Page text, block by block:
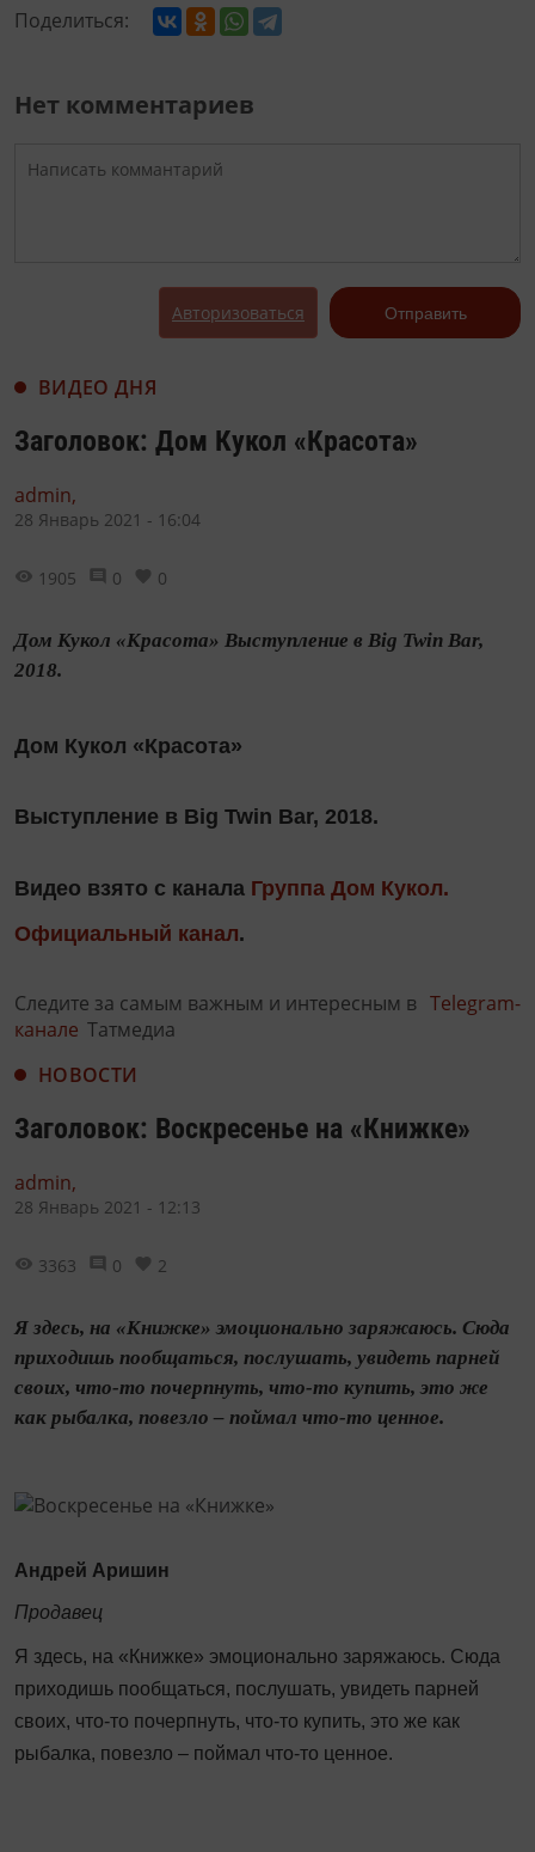
Поделиться:
Нет комментариев
Авторизоваться Отправить
ВИДЕО ДНЯ
Заголовок: Дом Кукол «Красота»
admin,
28 Январь 2021 - 16:04
1905 0 0
Дом Кукол «Красота» Выступление в Big Twin Bar,
2018.
Дом Кукол «Красота»
Выступление в Big Twin Bar, 2018.
Видео взято с канала Группа Дом Кукол.
Официальный канал.
Следите за самым важным и интересным в Telegram-
канале Татмедиа
НОВОСТИ
Заголовок: Воскресенье на «Книжке»
admin,
28 Январь 2021 - 12:13
3363 0 2
Я здесь, на «Книжке» эмоционально заряжаюсь. Сюда
приходишь пообщаться, послушать, увидеть парней
своих, что-то почерпнуть, что-то купить, это же
как рыбалка, повезло – поймал что-то ценное.
Андрей Аришин
Продавец
Я здесь, на «Книжке» эмоционально заряжаюсь. Сюда
приходишь пообщаться, послушать, увидеть парней
своих, что-то почерпнуть, что-то купить, это же как
рыбалка, повезло – поймал что-то ценное.